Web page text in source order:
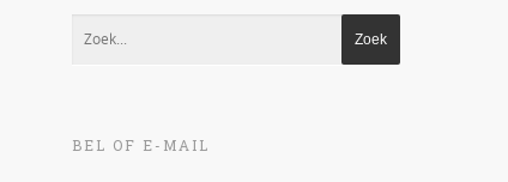
BEL OF E-MAIL